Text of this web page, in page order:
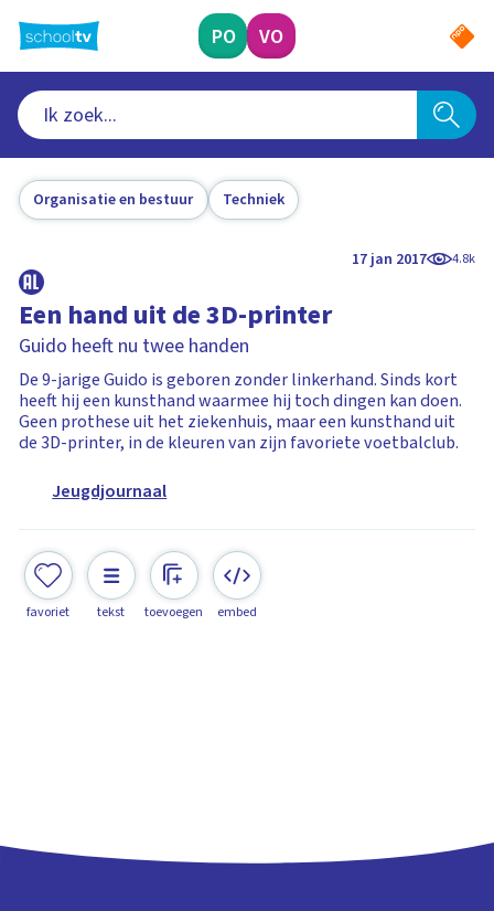
naar
hoofdinhoud
PO VO
Organisatie en bestuur Techniek
17 jan 2017 4.8k
Een hand uit de 3D-printer
Guido heeft nu twee handen
De 9-jarige Guido is geboren zonder linkerhand. Sinds kort
heeft hij een kunsthand waarmee hij toch dingen kan doen.
Geen prothese uit het ziekenhuis, maar een kunsthand uit
de 3D-printer, in de kleuren van zijn favoriete voetbalclub.
Jeugdjournaal
favoriet tekst toevoegen embed